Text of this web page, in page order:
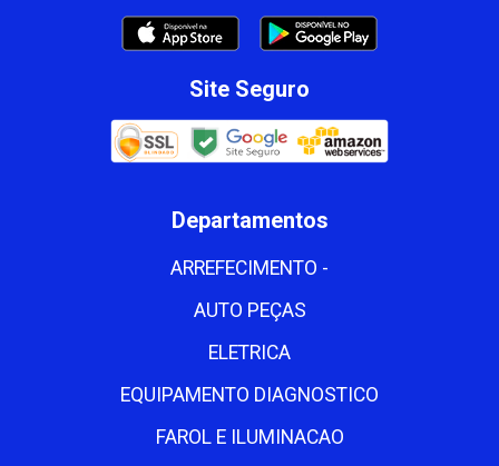
Site Seguro
Departamentos
ARREFECIMENTO -
AUTO PEÇAS
ELETRICA
EQUIPAMENTO DIAGNOSTICO
FAROL E ILUMINACAO